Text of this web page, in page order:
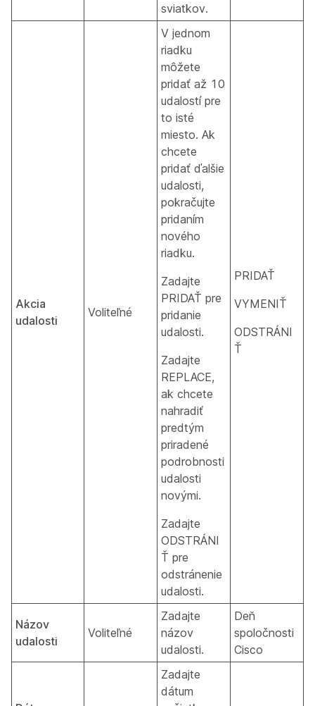
sviatkov.
Akcia
udalosti
Voliteľné
V jednom
riadku
môžete
pridať až 10
udalostí pre
to isté
miesto. Ak
chcete
pridať ďalšie
udalosti,
pokračujte
pridaním
nového
riadku.
Zadajte
PRIDAŤ pre
pridanie
udalosti.
Zadajte
REPLACE,
ak chcete
nahradiť
predtým
priradené
podrobnosti
udalosti
novými.
Zadajte
ODSTRÁNI
Ť pre
odstránenie
udalosti.
PRIDAŤ
VYMENIŤ
ODSTRÁNI
Ť
Názov
udalosti
Voliteľné
Zadajte
názov
udalosti.
Deň
spoločnosti
Cisco
Zadajte
dátum